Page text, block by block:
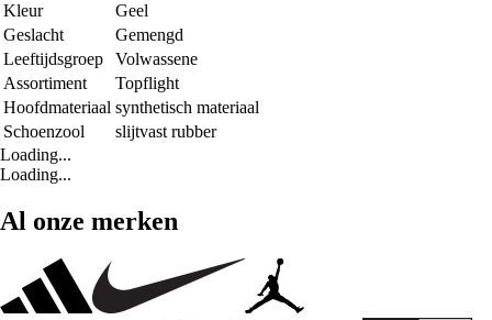
Kleur
Geel
Geslacht
Gemengd
Leeftijdsgroep
Volwassene
Assortiment
Topflight
Hoofdmateriaal synthetisch materiaal
Schoenzool
slijtvast rubber
Loading...
Loading...
Al onze merken